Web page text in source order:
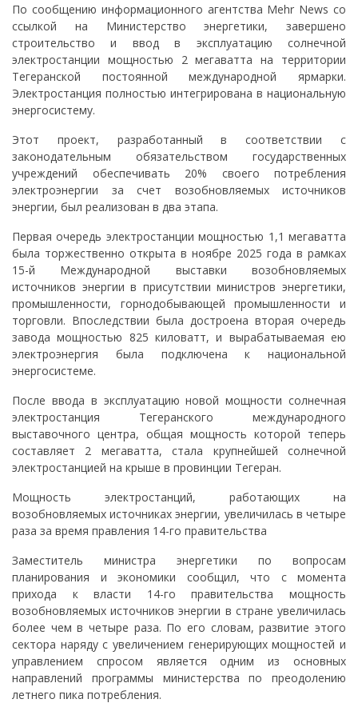
По сообщению информационного агентства Mehr News со
ссылкой на Министерство энергетики, завершено
строительство и ввод в эксплуатацию солнечной
электростанции мощностью 2 мегаватта на территории
Тегеранской постоянной международной ярмарки.
Электростанция полностью интегрирована в национальную
энергосистему.
Этот проект, разработанный в соответствии с
законодательным обязательством государственных
учреждений обеспечивать 20% своего потребления
электроэнергии за счет возобновляемых источников
энергии, был реализован в два этапа.
Первая очередь электростанции мощностью 1,1 мегаватта
была торжественно открыта в ноябре 2025 года в рамках
15-й Международной выставки возобновляемых
источников энергии в присутствии министров энергетики,
промышленности, горнодобывающей промышленности и
торговли. Впоследствии была достроена вторая очередь
завода мощностью 825 киловатт, и вырабатываемая ею
электроэнергия была подключена к национальной
энергосистеме.
После ввода в эксплуатацию новой мощности солнечная
электростанция Тегеранского международного
выставочного центра, общая мощность которой теперь
составляет 2 мегаватта, стала крупнейшей солнечной
электростанцией на крыше в провинции Тегеран.
Мощность электростанций, работающих на
возобновляемых источниках энергии, увеличилась в четыре
раза за время правления 14-го правительства
Заместитель министра энергетики по вопросам
планирования и экономики сообщил, что с момента
прихода к власти 14-го правительства мощность
возобновляемых источников энергии в стране увеличилась
более чем в четыре раза. По его словам, развитие этого
сектора наряду с увеличением генерирующих мощностей и
управлением спросом является одним из основных
направлений программы министерства по преодолению
летнего пика потребления.